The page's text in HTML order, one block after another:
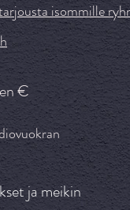
isommille
€
ja meikin